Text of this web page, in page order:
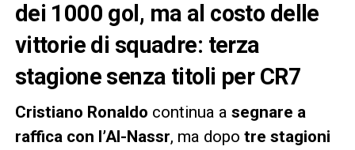
dei 1000 gol, ma al costo delle
vittorie di squadre: terza
stagione senza titoli per CR7
Cristiano Ronaldo continua a segnare a
raffica con l’Al-Nassr, ma dopo tre stagioni